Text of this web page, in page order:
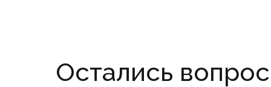
Остались